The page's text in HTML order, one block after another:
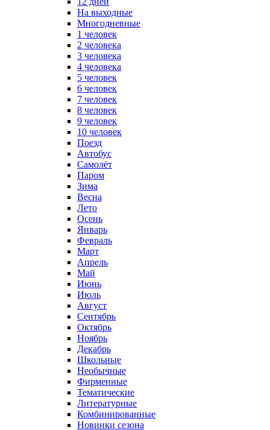
На выходные
Многодневные
1 человек
2 человека
3 человека
4 человека
5 человек
6 человек
7 человек
8 человек
9 человек
10 человек
Поезд
Автобус
Самолёт
Паром
Зима
Весна
Лето
Осень
Январь
Февраль
Март
Апрель
Май
Июнь
Июль
Август
Сентябрь
Октябрь
Ноябрь
Декабрь
Школьные
Необычные
Фирменные
Тематические
Литературные
Комбинированные
Новинки сезона